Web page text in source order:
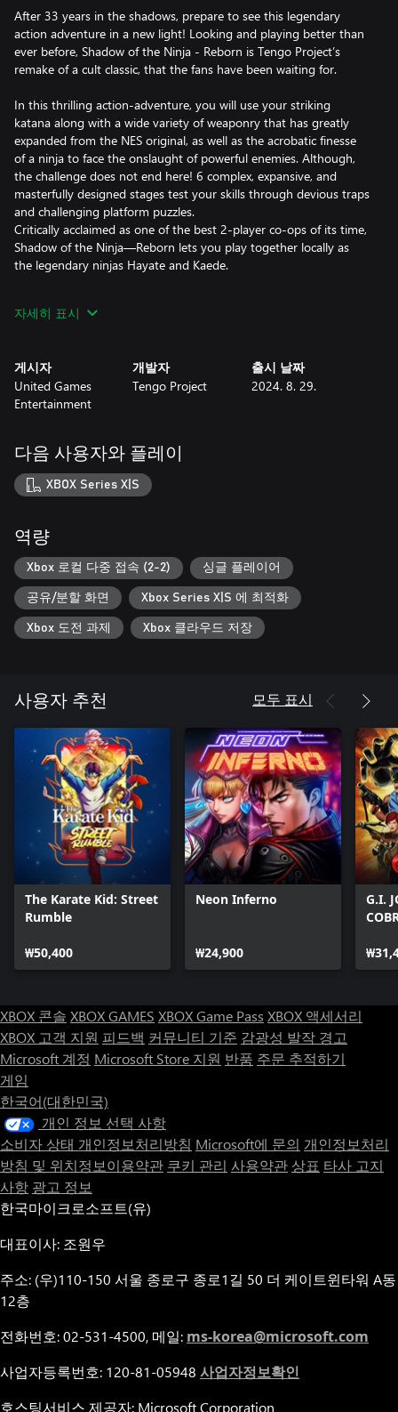
After 33 years in the shadows, prepare to see this legendary
action adventure in a new light! Looking and playing better than
ever before, Shadow of the Ninja - Reborn is Tengo Project’s
remake of a cult classic, that the fans have been waiting for.
In this thrilling action-adventure, you will use your striking
katana along with a wide variety of weaponry that has greatly
expanded from the NES original, as well as the acrobatic finesse
of a ninja to face the onslaught of powerful enemies. Although,
the challenge does not end here! 6 complex, expansive, and
masterfully designed stages test your skills through devious traps
and challenging platform puzzles.
Critically acclaimed as one of the best 2-player co-ops of its time,
Shadow of the Ninja—Reborn lets you play together locally as
the legendary ninjas Hayate and Kaede.
also features Iku Mizutani, the star composer who helped create
will find delight in his renowned guitar riffs and fast-paced retro
melodies!
massive visual upgrade over their original 8-bit models. And the
improvements don’t stop there: From the deadly foes to the no-
less deadly stages, every part of this title has been faithfully
recreated in stunning high-quality sprites.
So, cloak yourself in shadows and slash your way through a
treacherous concrete jungle of the future in this dark action gem
자세히 표시
게시자
United Games
Entertainment
개발자
Tengo Project
출시 날짜
2024. 8. 29.
다음 사용자와 플레이
XBOX Series X|S
역량
Xbox 로컬 다중 접속 (2-2) 싱글 플레이어
공유/분할 화면 Xbox Series X|S 에 최적화
Xbox 도전 과제 Xbox 클라우드 저장
사용자 추천 모두 표시
The Karate Kid: Street
Rumble
₩50,400
Neon Inferno
₩24,900
G.I.
XBOX 콘솔 XBOX GAMES XBOX Game Pass XBOX 액세서리
XBOX 고객 지원 피드백 커뮤니티 기준 감광성 발작 경고
Microsoft 계정 Microsoft Store 지원 반품 주문 추적하기
게임
한국어(대한민국)
개인 정보 선택 사항
소비자 상태 개인정보처리방침 Microsoft에 문의 개인정보처리
방침 및 위치정보이용약관 쿠키 관리 사용약관 상표 타사 고지
사항 광고 정보
한국마이크로소프트(유)
대표이사: 조원우
주소: (우)110-150 서울 종로구 종로1길 50 더 케이트윈타워 A동
12층
전화번호: 02-531-4500, 메일: ms-korea@microsoft.com
사업자등록번호: 120-81-05948 사업자정보확인
호스팅서비스 제공자: Microsoft Corporation